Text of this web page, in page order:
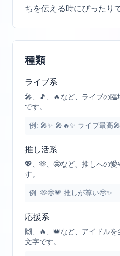
ちを伝える時にぴったり
種類
ライブ系
🎤、🎵、🔥など、ライブの
です。
例: 🎤✨ 🎤🔥✨ ライブ最高
推し活系
💖、🫶、🤩など、推しへの
す。
例: 🫶🤩💗 推しが尊い🥹✨
応援系
🙌、🔥、👑など、アイドル
文字です。